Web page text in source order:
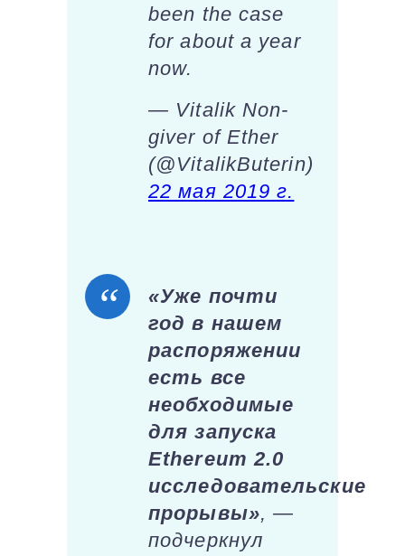
been the case
for about a year
now.
— Vitalik Non-
giver of Ether
(@VitalikButerin)
22 мая 2019 г.
«Уже почти
год в нашем
распоряжении
есть все
необходимые
для запуска
Ethereum 2.0
исследовательские
прорывы», —
подчеркнул